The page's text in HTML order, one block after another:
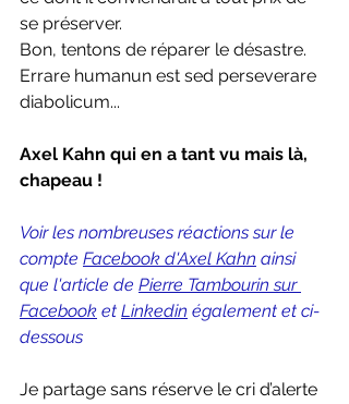
se préserver.
Bon, tentons de réparer le désastre.
Errare humanun est sed perseverare
diabolicum...
Axel Kahn qui en a tant vu mais là,
chapeau !
Voir les nombreuses réactions sur le
compte Facebook d'Axel Kahn ainsi
que l'article de Pierre Tambourin sur
Facebook et Linkedin également et ci-
dessous
Je partage sans réserve le cri d’alerte